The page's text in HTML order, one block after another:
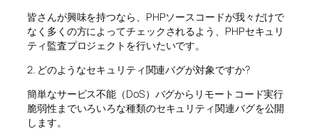
皆さんが興味を持つなら、PHPソースコードが我々だけで
なく多くの方によってチェックされるよう、PHPセキュリ
ティ監査プロジェクトを行いたいです。
2. どのようなセキュリティ関連バグが対象ですか?
簡単なサービス不能（DoS）バグからリモートコード実行
脆弱性までいろいろな種類のセキュリティ関連バグを公開
します。